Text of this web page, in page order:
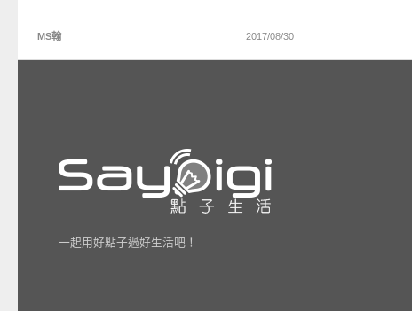
MS翰 2017/08/30
一起用好點子過好生活吧！